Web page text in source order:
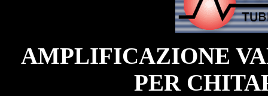
AMPLIFICAZIONE
PER